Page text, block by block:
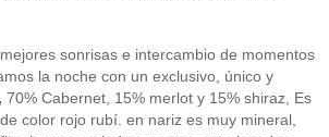
sonrisas e intercambio de momentos
la noche con un exclusivo, único y
70% Cabernet, 15% merlot y 15% shiraz, Es
color rojo rubí. en nariz es muy mineral,